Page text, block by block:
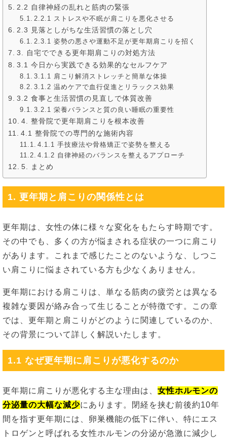
2.2 自律神経の乱れと筋肉の緊張
2.2.1 ストレスや不眠が肩こりを悪化させる
2.3 見落としがちな生活習慣の落とし穴
2.3.1 姿勢の悪さや運動不足が更年期肩こりを招く
3. 自宅でできる更年期肩こりの対処方法
3.1 今日から実践できる効果的なセルフケア
3.1.1 肩こり解消ストレッチと簡単な体操
3.1.2 温めケアで血行促進とリラックス効果
3.2 食事と生活習慣の見直しで体質改善
3.2.1 栄養バランスと質の良い睡眠の重要性
4. 整骨院で更年期肩こりを根本改善
4.1 整骨院での専門的な施術内容
4.1.1 手技療法や骨格矯正で姿勢を整える
4.1.2 自律神経のバランスを整えるアプローチ
5. まとめ
1. 更年期と肩こりの関係性とは
更年期は、女性の体に様々な変化をもたらす時期です。
その中でも、多くの方が悩まされる症状の一つに肩こり
があります。これまで感じたことのないような、しつこ
い肩こりに悩まされている方も少なくありません。
更年期における肩こりは、単なる筋肉の疲労とは異なる
複雑な要因が絡み合って生じることが特徴です。この章
では、更年期と肩こりがどのように関連しているのか、
その背景について詳しく解説いたします。
1.1 なぜ更年期に肩こりが悪化するのか
更年期に肩こりが悪化する主な理由は、 女性ホルモンの
分泌量の大幅な減少にあります。閉経を挟む前後約10年
間を指す更年期には、卵巣機能の低下に伴い、特にエス
トロゲンと呼ばれる女性ホルモンの分泌が急激に減少し